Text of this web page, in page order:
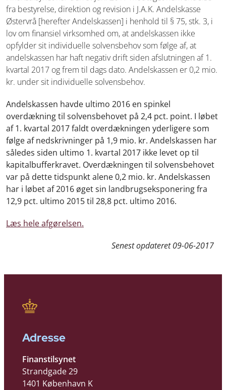
fra bestyrelse, direktion og revision i J.A.K. Andelskasse
Østervrå [herefter Andelskassen] i henhold til § 75, stk. 3, i
lov om finansiel virksomhed om, at andelskassen ikke
opfylder sit individuelle solvensbehov som følge af, at
andelskassen har haft negativ drift siden afslutningen af 1.
kvartal 2017 og frem til dags dato. Andelskassen er 0,2 mio.
kr. under sit individuelle solvensbehov.
Andelskassen havde ultimo 2016 en spinkel
overdækning til solvensbehovet på 2,4 pct. point. I løbet
af 1. kvartal 2017 faldt overdækningen yderligere som
følge af nedskrivninger på 1,9 mio. kr. Andelskassen har
således siden ultimo 1. kvartal 2017 ikke levet op til
kapitalbufferkravet. Overdækningen til solvensbehovet
var på dette tidspunkt alene 0,2 mio. kr. Andelskassen
har i løbet af 2016 øget sin landbrugseksponering fra
12,9 pct. ultimo 2015 til 28,8 pct. ultimo 2016.
Læs hele afgørelsen.
Senest opdateret09-06-2017
Adresse
Finanstilsynet
Strandgade 29
1401 København K